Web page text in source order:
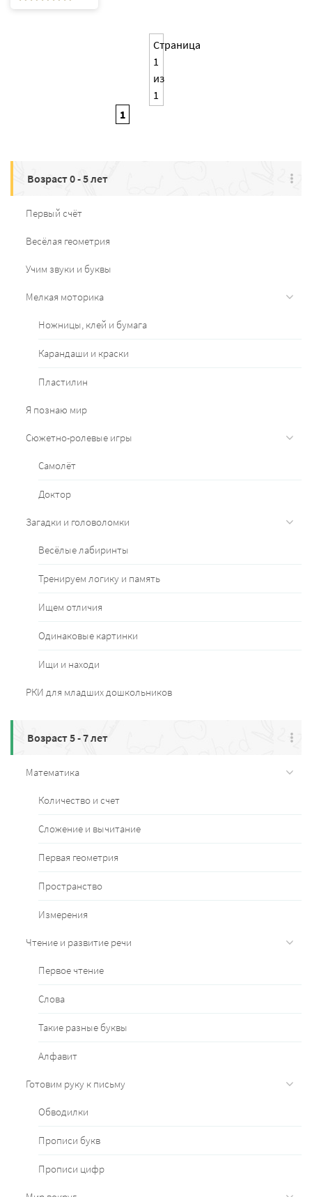
Страница
1
из
1
1
Возраст 0 - 5 лет
Первый счёт
Весёлая геометрия
Учим звуки и буквы
Мелкая моторика
Ножницы, клей и бумага
Карандаши и краски
Пластилин
Я познаю мир
Сюжетно-ролевые игры
Самолёт
Доктор
Загадки и головоломки
Весёлые лабиринты
Тренируем логику и память
Ищем отличия
Одинаковые картинки
Ищи и находи
РКИ для младших дошкольников
Возраст 5 - 7 лет
Математика
Количество и счет
Сложение и вычитание
Первая геометрия
Пространство
Измерения
Чтение и развитие речи
Первое чтение
Слова
Такие разные буквы
Алфавит
Готовим руку к письму
Обводилки
Прописи букв
Прописи цифр